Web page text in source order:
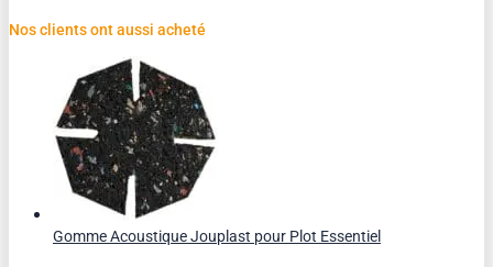
Nos clients ont aussi acheté
Gomme Acoustique Jouplast pour Plot Essentiel